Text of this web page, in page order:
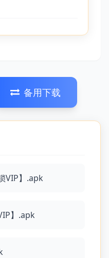
备用下载
VIP】.apk
】.apk